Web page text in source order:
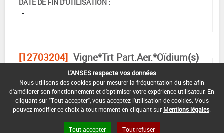
-
[12703204] Vigne*Trt Part.Aer.*Oïdium(s)
DOSE MAX
D'EMPLOI
NOMBRE MAX
D'APPLICATION
DÉLAIS AVANT
RÉCOLTE
12,5 kg/ha - -
L'ANSES respecte vos données
Nous utilisons des cookies pour mesurer la fréquentation du site afin
d'améliorer son fonctionnement et d'optimiser votre expérience utilisateur. En
cliquant sur "Tout accepter", vous acceptez l'utilisation de cookies. Vous
pouvez modifier ce choix à tout moment en cliquant sur Mentions légales
Tout accepter Tout refuser